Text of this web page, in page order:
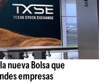
nueva Bolsa que
empresas